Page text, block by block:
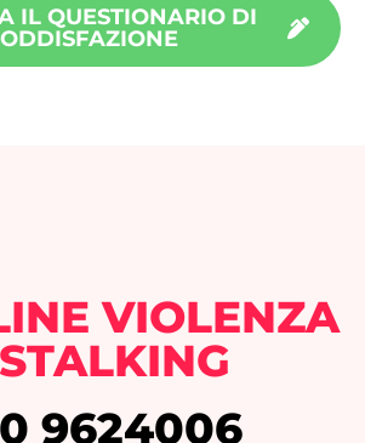
IL QUESTIONARIO DI
VIOLENZA
9624006